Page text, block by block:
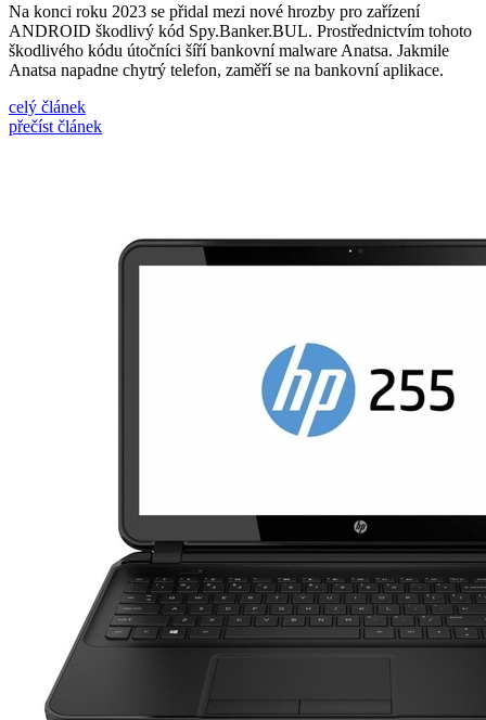
Na konci roku 2023 se přidal mezi nové hrozby pro zařízení
ANDROID škodlivý kód Spy.Banker.BUL. Prostřednictvím tohoto
škodlivého kódu útočníci šíří bankovní malware Anatsa. Jakmile
Anatsa napadne chytrý telefon, zaměří se na bankovní aplikace.
celý článek
přečíst článek